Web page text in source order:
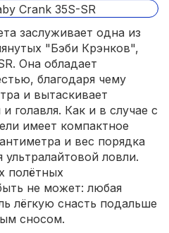
заслуживает одна из
"Бэби Крэнков",
Она обладает
благодаря чему
и вытаскивает
голавля. Как и в случае с
имеет компактное
и вес порядка
ловли.
полётных
не может: любая
лёгкую снасть подальше
сносом.